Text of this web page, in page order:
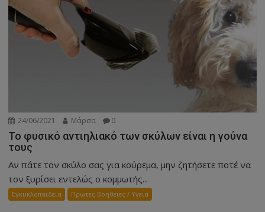
24/06/2021 Μάρσα 0
Το φυσικό αντιηλιακό των σκύλων είναι η γούνα
τους
Αν πάτε τον σκύλο σας για κούρεμα, μην ζητήσετε ποτέ να
τον ξυρίσει εντελώς ο κομμωτής...
Εγκυκλοπαιδεια Πρωτες Βοηθειες / Υγεια